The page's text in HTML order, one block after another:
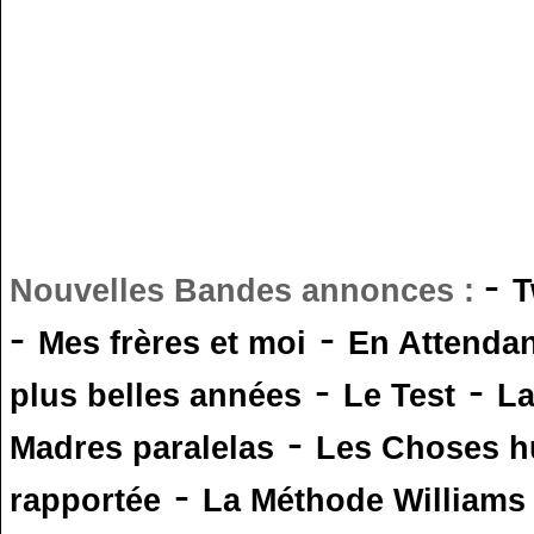
Nouvelles Bandes annonces : -
- Mes frères et moi - En
plus belles années - Le Test -
Madres paralelas - Les Choses
rapportée - La Méthode Williams